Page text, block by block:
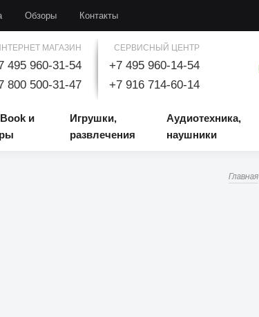
Обзоры Контакты
МАГАЗИН
495 960-31-54
800 500-31-47
СЕРВИСНЫЙ ЦЕНТР
+7 495 960-14-54
+7 916 714-60-14
и
Игрушки,
развлечения
Аудиотехника,
наушники
Главная